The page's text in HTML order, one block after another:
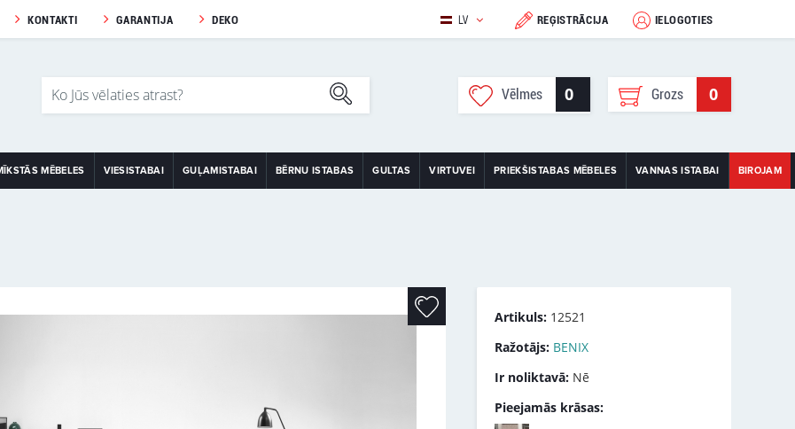
KONTAKTI GARANTIJA DEKO LV REĢISTRĀCIJA IELOGOTIES
Vēlmes 0 Grozs 0
MĒBELES VIESISTABAI GUĻAMISTABAI BĒRNU ISTABAS GULTAS VIRTUVEI PRIEKŠISTABAS MĒBELES VANNAS ISTABAI BIROJAM
Artikuls: 12521
Ražotājs: BENIX
Ir noliktavā: Nē
Pieejamās krāsas: